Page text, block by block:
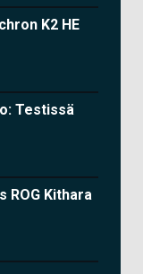
K2 HE
Testissä
ROG Kithara